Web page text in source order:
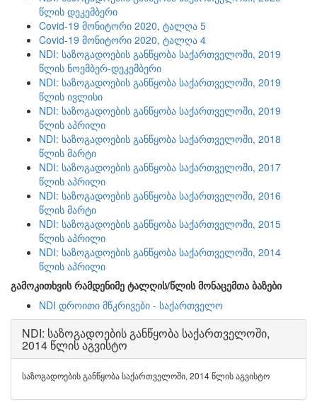
წლის დეკემბერი
Covid-19 მონიტორი 2020, ტალღა 5
Covid-19 მონიტორი 2020, ტალღა 4
NDI: საზოგადოების განწყობა საქართველოში, 2019
წლის ნოემბერ-დეკემბერი
NDI: საზოგადოების განწყობა საქართველოში, 2019
წლის ივლისი
NDI: საზოგადოების განწყობა საქართველოში, 2019
წლის აპრილი
NDI: საზოგადოების განწყობა საქართველოში, 2018
წლის მარტი
NDI: საზოგადოების განწყობა საქართველოში, 2017
წლის აპრილი
NDI: საზოგადოების განწყობა საქართველოში, 2016
წლის მარტი
NDI: საზოგადოების განწყობა საქართველოში, 2015
წლის აპრილი
NDI: საზოგადოების განწყობა საქართველოში, 2014
წლის აპრილი
გამოკითხვის რამდენიმე ტალღის/წლის მონაცემთა ბაზები
NDI დროითი მწკრივები - საქართველო
NDI: საზოგადოების განწყობა საქართველოში,
2014 წლის აგვისტო
საზოგადოების განწყობა საქართველოში, 2014 წლის აგვისტო